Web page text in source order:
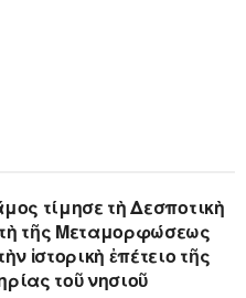
τίμησε τὴ Δεσποτικὴ
τῆς Μεταμορφώσεως
ἱστορικὴ ἐπέτειο τῆς
τοῦ νησιοῦ